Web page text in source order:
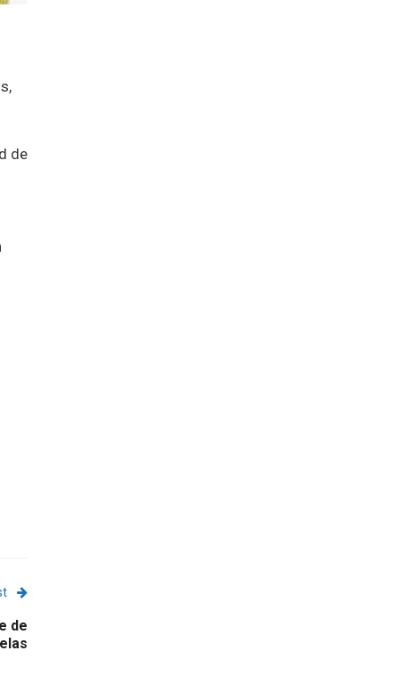
de
de